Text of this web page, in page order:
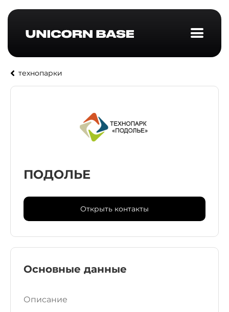
технопарки
ПОДОЛЬЕ
Открыть контакты
Основные данные
Описание